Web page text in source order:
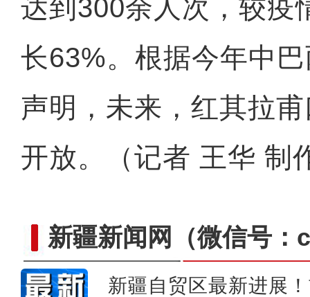
达到300余人次，较疫
长63%。根据今年中
声明，未来，红其拉
开放。（记者 王华 制
新疆新闻网 （微信号
新疆自贸区最新进展